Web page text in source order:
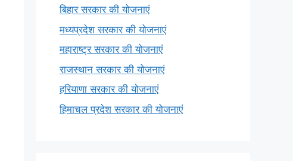
बिहार सरकार की योजनाएं
मध्यप्रदेश सरकार की योजनाएं
महाराष्ट्र सरकार की योजनाएं
राजस्थान सरकार की योजनाएं
हरियाणा सरकार की योजनाएं
हिमाचल प्रदेश सरकार की योजनाएं